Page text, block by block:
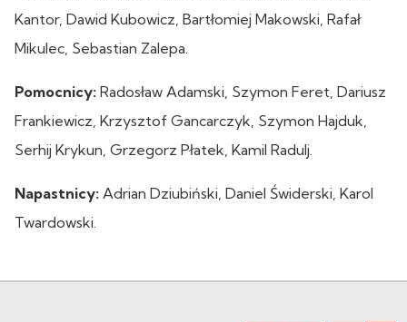
Kantor, Dawid Kubowicz, Bartłomiej Makowski, Rafał
Mikulec, Sebastian Zalepa.
Pomocnicy: Radosław Adamski, Szymon Feret, Dariusz
Frankiewicz, Krzysztof Gancarczyk, Szymon Hajduk,
Serhij Krykun, Grzegorz Płatek, Kamil Radulj.
Napastnicy: Adrian Dziubiński, Daniel Świderski, Karol
Twardowski.